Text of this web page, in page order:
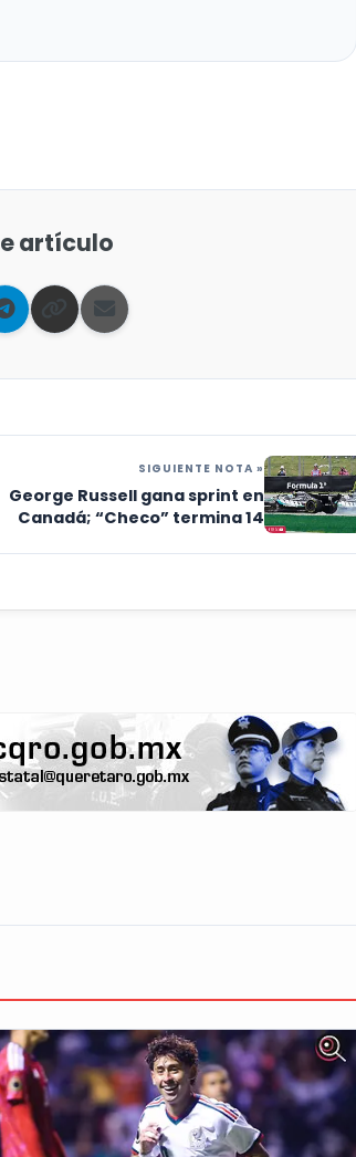
artículo
SIGUIENTE NOTA »
George Russell gana sprint en
Canadá; “Checo” termina 14